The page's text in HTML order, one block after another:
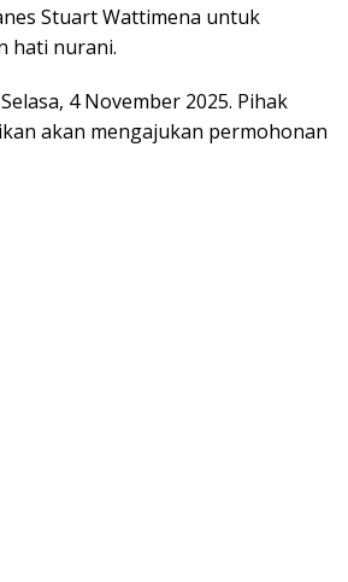
Stuart Wattimena untuk
hati nurani.
4 November 2025. Pihak
akan mengajukan permohonan